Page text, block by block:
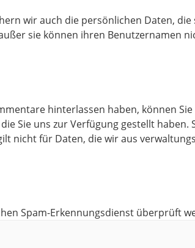
wir auch die persönlichen Daten,
sie können ihren Benutzernamen
hinterlassen haben, können
Sie uns zur Verfügung gestellt haben.
nicht für Daten, die wir aus
Spam-Erkennungsdienst überprüft